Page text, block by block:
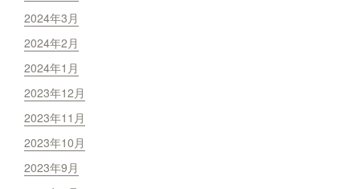
2024年3月
2024年2月
2024年1月
2023年12月
2023年11月
2023年10月
2023年9月